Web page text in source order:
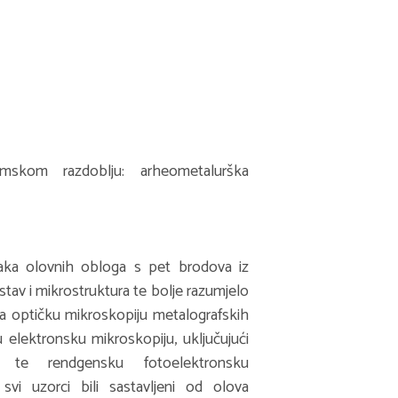
razdoblju: arheometalurška
olovnih obloga s pet brodova iz
i mikrostruktura te bolje razumjelo
optičku mikroskopiju metalografskih
elektronsku mikroskopiju, uključujući
te rendgensku fotoelektronsku
uzorci bili sastavljeni od olova